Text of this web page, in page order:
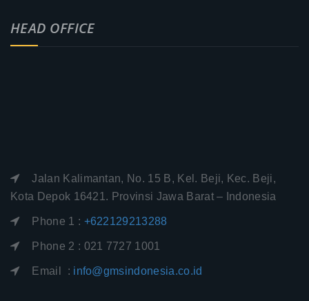
HEAD OFFICE
Jalan Kalimantan, No. 15 B, Kel. Beji, Kec. Beji,
Kota Depok 16421. Provinsi Jawa Barat – Indonesia
Phone 1 : +622129213288
Phone 2 : 021 7727 1001
Email : info@gmsindonesia.co.id